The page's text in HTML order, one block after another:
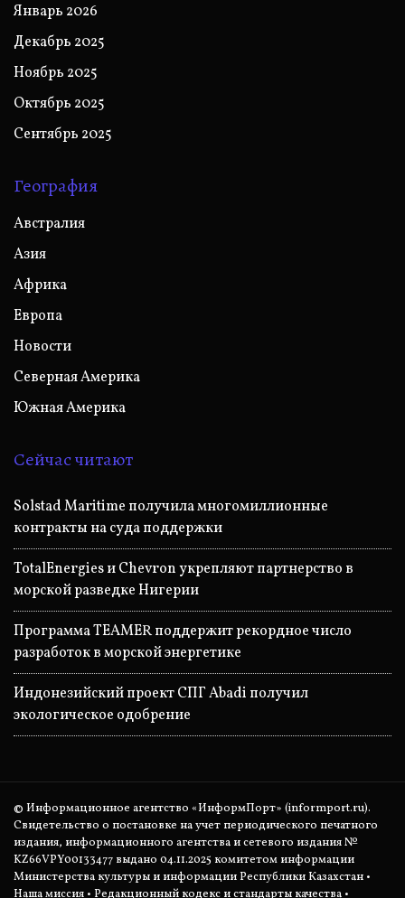
Январь 2026
Декабрь 2025
Ноябрь 2025
Октябрь 2025
Сентябрь 2025
География
Австралия
Азия
Африка
Европа
Новости
Северная Америка
Южная Америка
Сейчас читают
Solstad Maritime получила многомиллионные
контракты на суда поддержки
TotalEnergies и Chevron укрепляют партнерство в
морской разведке Нигерии
Программа TEAMER поддержит рекордное число
разработок в морской энергетике
Индонезийский проект СПГ Abadi получил
экологическое одобрение
© Информационное агентство «ИнформПорт» (informport.ru).
Свидетельство о постановке на учет периодического печатного
издания, информационного агентства и сетевого издания №
KZ66VPY00133477 выдано 04.11.2025 комитетом информации
Министерства культуры и информации Республики Казахстан •
Наша миссия • Редакционный кодекс и стандарты качества •